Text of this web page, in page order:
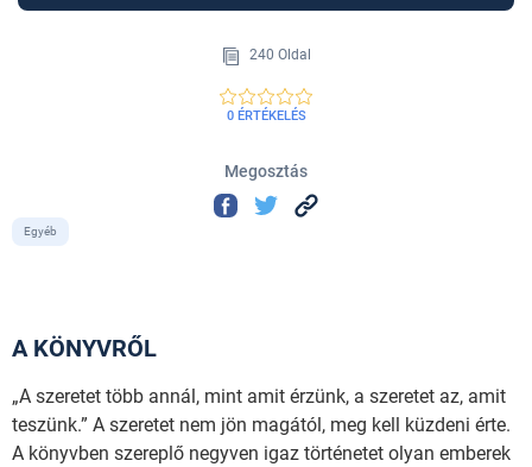
240 Oldal
0 ÉRTÉKELÉS
Megosztás
Egyéb
A KÖNYVRŐL
„A szeretet több annál, mint amit érzünk, a szeretet az, amit
teszünk.” A szeretet nem jön magától, meg kell küzdeni érte.
A könyvben szereplő negyven igaz történetet olyan emberek